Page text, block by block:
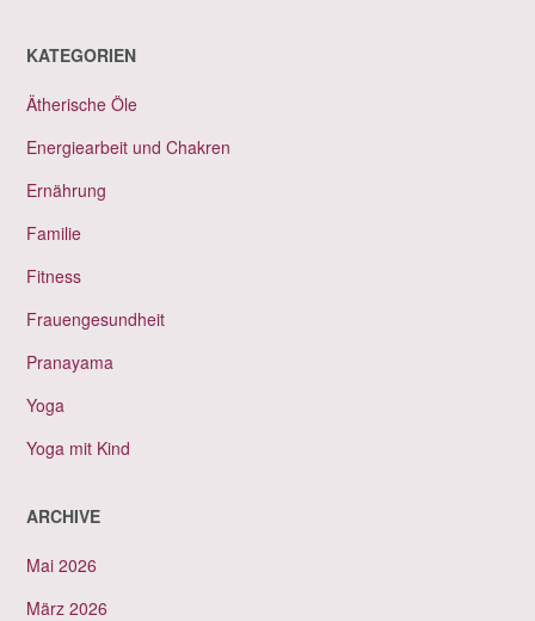
KATEGORIEN
Ätherische Öle
Energiearbeit und Chakren
Ernährung
Familie
Fitness
Frauengesundheit
Pranayama
Yoga
Yoga mit Kind
ARCHIVE
Mai 2026
März 2026